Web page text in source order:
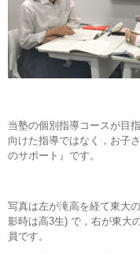
当塾の個別指導コースが目
向けた指導ではなく，お子
のサポート』です。
写真は左が滝高を経て東大
影時は高3生) で，右が東大
員です。